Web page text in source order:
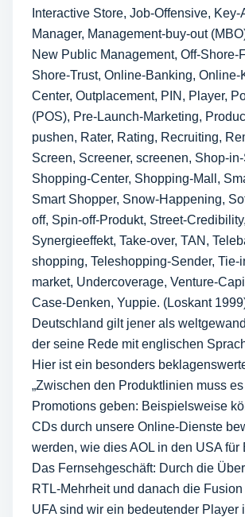
Interactive Store, Job-Offensive, Key-
Mana­ger, Management-buy-out
New Public Management, Off-Shore-
Shore-Trust, Online-Banking, Online-
Center, Outplacement, PIN, Player,
(POS), Pre-Launch-Marketing,
pushen, Rater, Rating, Recrui­ting,
Screen, Screener, screenen, Shop-
Shopping-Center, Shopping-Mall,
Smart Shopper, Snow-Happening,
off, Spin-off-Produkt, Street-Credi­bility,
Synergieeffekt, Take-over, TAN,
shopping, Teleshopping-Sender, Tie-
market, Under­coverage, Venture-
Case-Denken, Yuppie. (Loskant
Deutschland gilt jener als
der seine Rede mit englischen
Hier ist ein besonders
„Zwischen den Produktlinien muss
Promotions geben: Beispielsweise
CDs durch unsere Online-Dienste
werden, wie dies AOL in den USA für
Das Fernsehgeschäft: Durch die
RTL-Mehrheit und danach die Fusion
UFA sind wir ein bedeutender Player